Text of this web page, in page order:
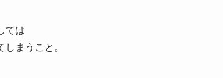
ては
しまうこと。